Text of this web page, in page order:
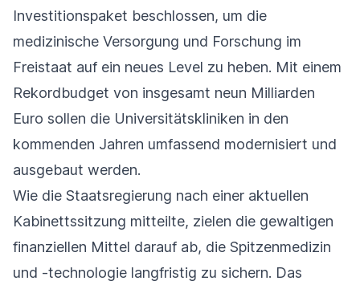
Investitionspaket beschlossen, um die
medizinische Versorgung und Forschung im
Freistaat auf ein neues Level zu heben. Mit einem
Rekordbudget von insgesamt neun Milliarden
Euro sollen die Universitätskliniken in den
kommenden Jahren umfassend modernisiert und
ausgebaut werden.
Wie die Staatsregierung nach einer aktuellen
Kabinettssitzung mitteilte, zielen die gewaltigen
finanziellen Mittel darauf ab, die Spitzenmedizin
und -technologie langfristig zu sichern. Das